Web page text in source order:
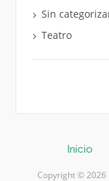
Sin
Teatro
Inicio
Copyright © 2026